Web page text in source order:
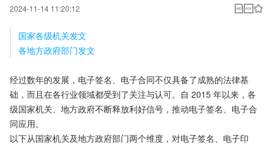
2024-11-14 11:20:12
国家各级机关发文
各地方政府部门发文
经过数年的发展，电子签名、电子合同不仅具备了成熟的法律基
础，而且在各行业领域都受到了关注与认可。自 2015 年以来，各
级国家机关、地方政府不断释放利好信号，推动电子签名、电子合
同应用。
以下从国家机关及地方政府部门两个维度，对电子签名、电子印